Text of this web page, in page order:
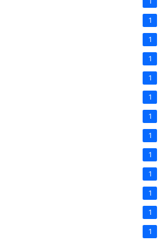
1
1
1
1
1
1
1
1
1
1
1
1